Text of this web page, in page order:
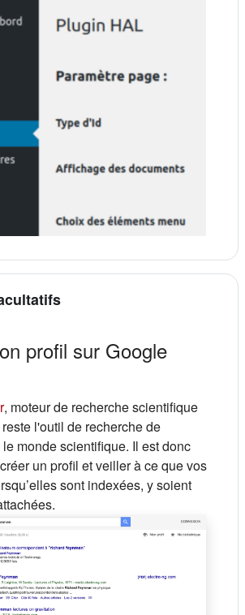
profil sur Google
(s'ouvre dans un nouvel onglet)
, moteur de recherche scientifique
l'outil de recherche de
monde scientifique. Il est donc
un profil et veiller à ce que vos
sont indexées, y soient